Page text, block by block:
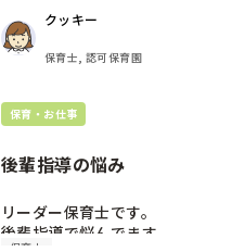
私自身、園の雰囲気とか園の規
ますが正直なところ、家から通
うか…というところに重きを置
皆さんは、志望動機をどのよう
た、本音はどうですか？
クッキー
保育士, 認可保育園
保育・お仕事
後輩指導の悩み
リーダー保育士です。
後輩指導で悩んでます。
保育士